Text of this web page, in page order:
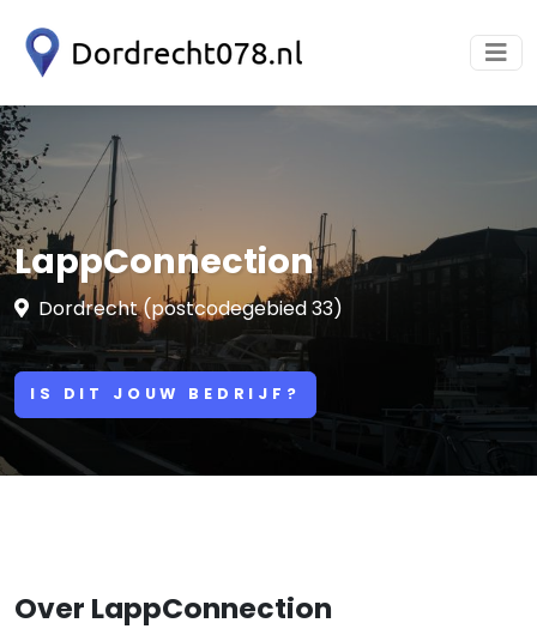
LappConnection
Dordrecht (postcodegebied 33)
IS DIT JOUW BEDRIJF?
Over LappConnection